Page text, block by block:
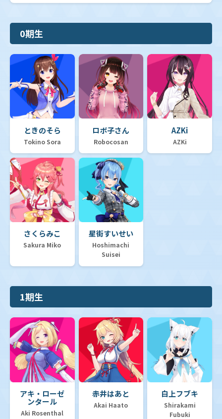
0期生
ときのそら
Tokino Sora
ロボ子さん
Robocosan
AZKi
AZKi
さくらみこ
Sakura Miko
星街すいせい
Hoshimachi
Suisei
1期生
アキ・ローゼ
ンタール
Aki Rosenthal
赤井はあと
Akai Haato
白上フブキ
Shirakami
Fubuki